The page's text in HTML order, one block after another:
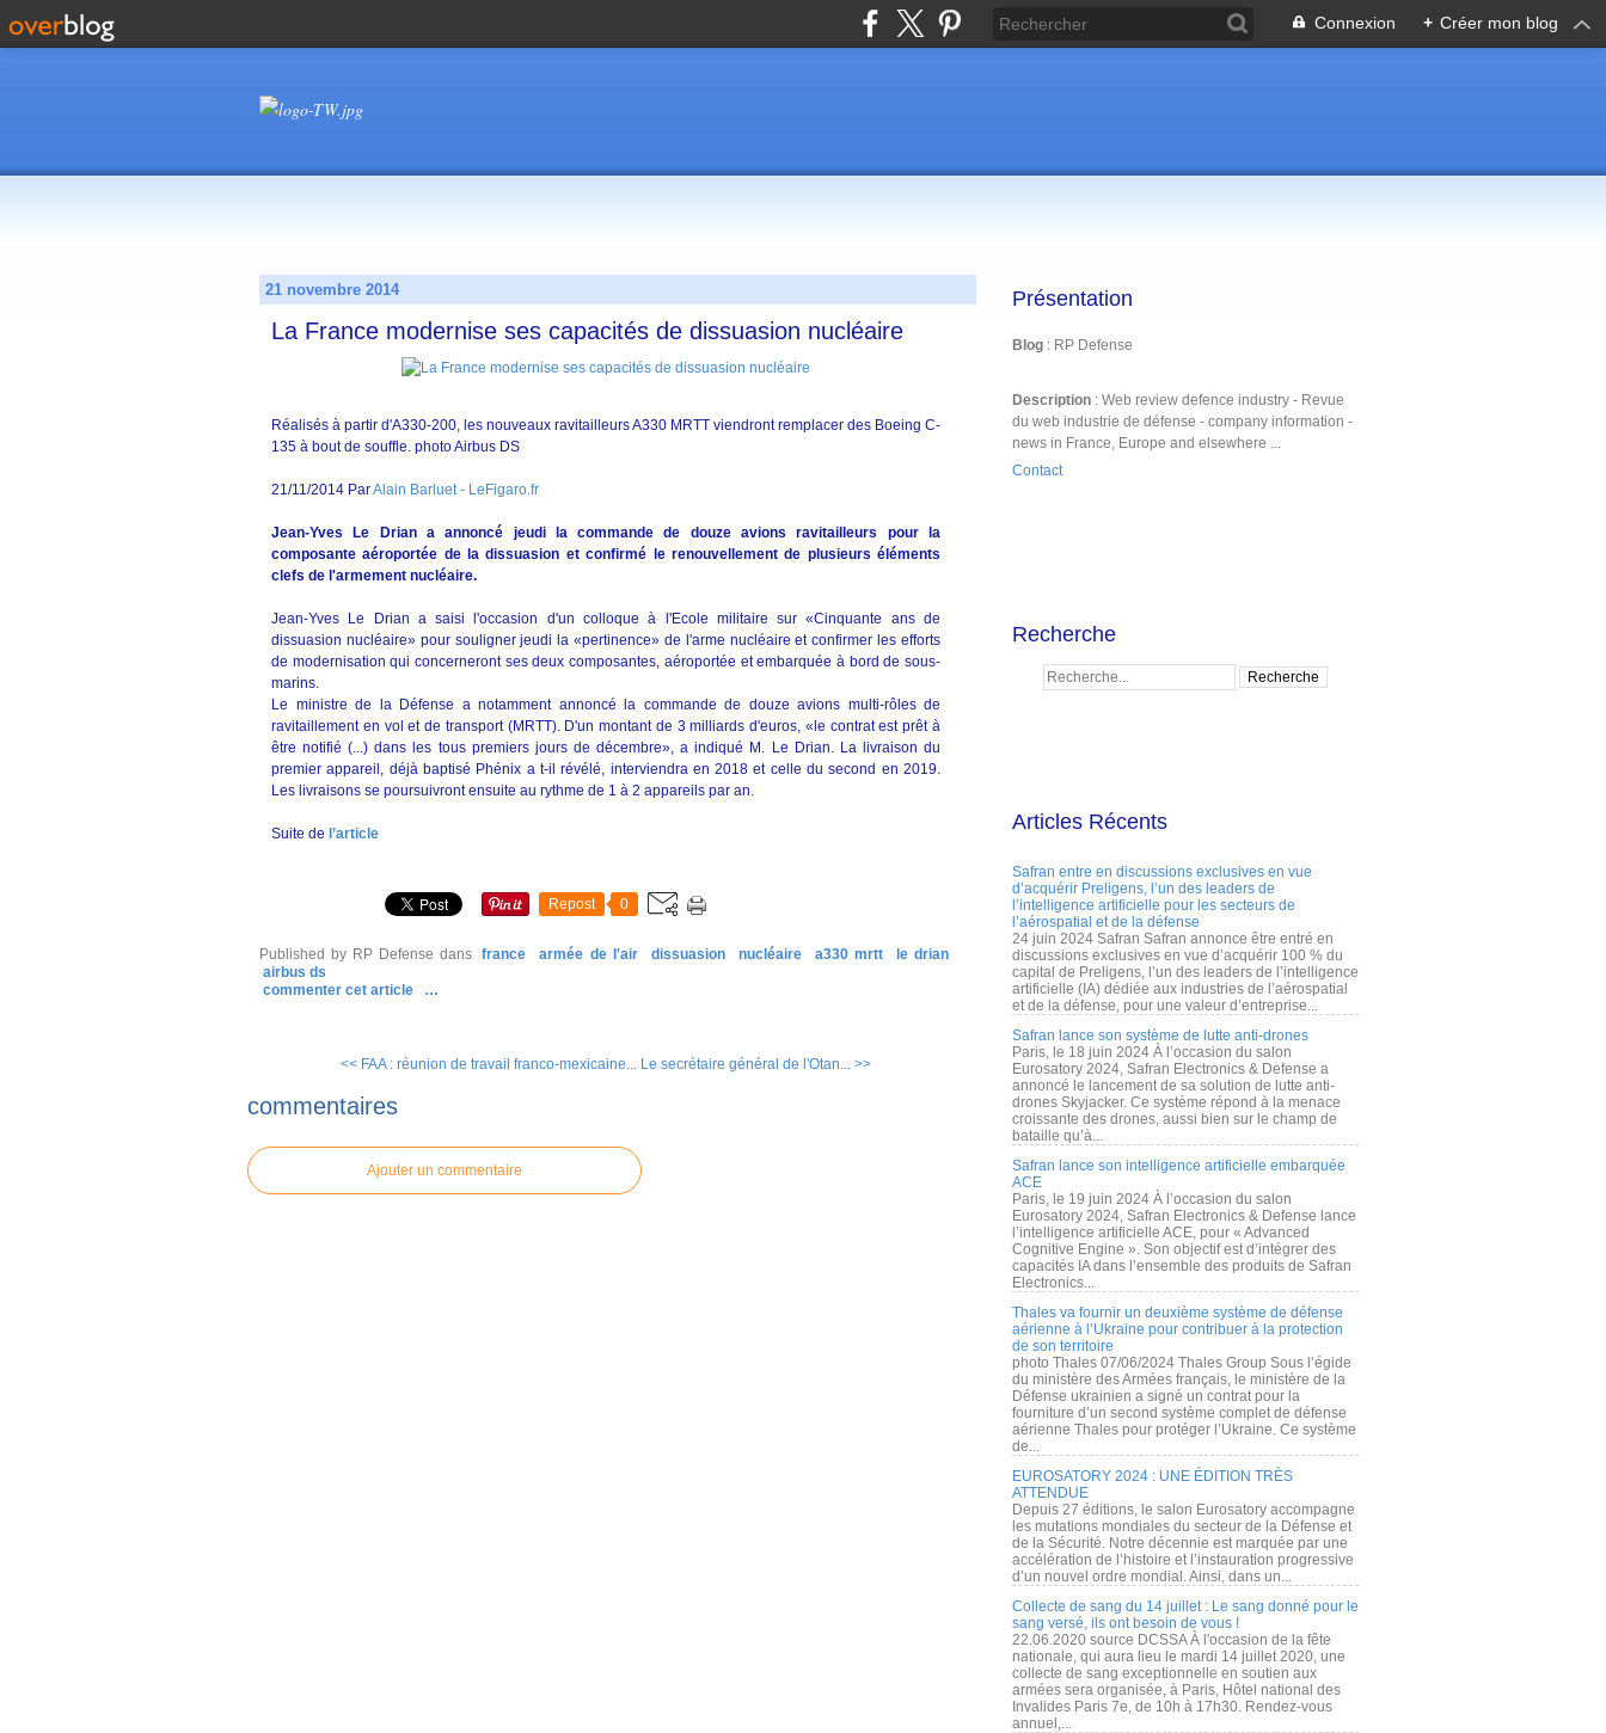
Connexion + Créer mon blog
21 novembre 2014
La France modernise ses capacités de dissuasion nucléaire
Réalisés à partir d'A330-200, les nouveaux ravitailleurs A330 MRTT viendront remplacer des Boeing C-
135 à bout de souffle. photo Airbus DS
21/11/2014 ParAlain Barluet - LeFigaro.fr
Jean-Yves Le Drian a annoncé jeudi la commande de douze avions ravitailleurs pour la
composante aéroportée de la dissuasion et confirmé le renouvellement de plusieurs éléments
clefs de l'armement nucléaire.
Jean-Yves Le Drian a saisi l'occasion d'un colloque à l'Ecole militaire sur «Cinquante ans de
dissuasion nucléaire» pour souligner jeudi la «pertinence» de l'arme nucléaire et confirmer les efforts
de modernisation qui concerneront ses deux composantes, aéroportée et embarquée à bord de sous-
marins.
Le ministre de la Défense a notamment annoncé la commande de douze avions multi-rôles de
ravitaillement en vol et de transport (MRTT). D'un montant de 3 milliards d'euros, «le contrat est prêt à
être notifié (...) dans les tous premiers jours de décembre», a indiqué M. Le Drian. La livraison du
premier appareil, déjà baptisé Phénix a t-il révélé, interviendra en 2018 et celle du second en 2019.
Les livraisons se poursuivront ensuite au rythme de 1 à 2 appareils par an.
Suite de l’article
Repost 0
Published by RP Defense dans france armée de l'air dissuasion nucléaire a330 mrtt
le drian
airbus ds
commenter cet article
…
<< FAA : réunion de travail franco-mexicaine... Le secrétaire général de l'Otan... >>
commentaires
Ajouter un commentaire
Présentation
Blog : RP Defense
Description : Web review defence industry - Revue
du web industrie de défense - company information -
news in France, Europe and elsewhere ...
Contact
Recherche
Articles Récents
Safran entre en discussions exclusives en vue
d’acquérir Preligens, l’un des leaders de
l’intelligence artificielle pour les secteurs de
l’aérospatial et de la défense
24 juin 2024 Safran Safran annonce être entré en
discussions exclusives en vue d’acquérir 100 % du
capital de Preligens, l’un des leaders de l’intelligence
artificielle (IA) dédiée aux industries de l’aérospatial
et de la défense, pour une valeur d’entreprise...
Safran lance son système de lutte anti-drones
Paris, le 18 juin 2024 À l’occasion du salon
Eurosatory 2024, Safran Electronics & Defense a
annoncé le lancement de sa solution de lutte anti-
drones Skyjacker. Ce système répond à la menace
croissante des drones, aussi bien sur le champ de
bataille qu’à...
Safran lance son intelligence artificielle embarquée
ACE
Paris, le 19 juin 2024 À l’occasion du salon
Eurosatory 2024, Safran Electronics & Defense lance
l’intelligence artificielle ACE, pour « Advanced
Cognitive Engine ». Son objectif est d’intégrer des
capacités IA dans l’ensemble des produits de Safran
Electronics...
Thales va fournir un deuxième système de défense
aérienne à l’Ukraine pour contribuer à la protection
de son territoire
photo Thales 07/06/2024 Thales Group Sous l’égide
du ministère des Armées français, le ministère de la
Défense ukrainien a signé un contrat pour la
fourniture d’un second système complet de défense
aérienne Thales pour protéger l’Ukraine. Ce système
de...
EUROSATORY 2024 : UNE ÉDITION TRÈS
ATTENDUE
Depuis 27 éditions, le salon Eurosatory accompagne
les mutations mondiales du secteur de la Défense et
de la Sécurité. Notre décennie est marquée par une
accélération de l’histoire et l’instauration progressive
d’un nouvel ordre mondial. Ainsi, dans un...
Collecte de sang du 14 juillet : Le sang donné pour le
sang versé, ils ont besoin de vous !
22.06.2020 source DCSSA À l'occasion de la fête
nationale, qui aura lieu le mardi 14 juillet 2020, une
collecte de sang exceptionnelle en soutien aux
armées sera organisée, à Paris, Hôtel national des
Invalides Paris 7e, de 10h à 17h30. Rendez-vous
annuel,...